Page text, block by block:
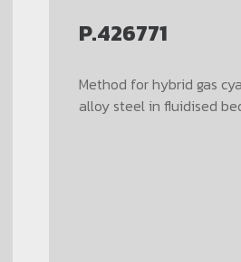
P.426771
Method for hybrid gas
alloy steel in fluidised